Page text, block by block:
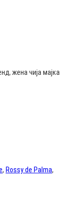
жена чија мајка
, Rossy de Palma,